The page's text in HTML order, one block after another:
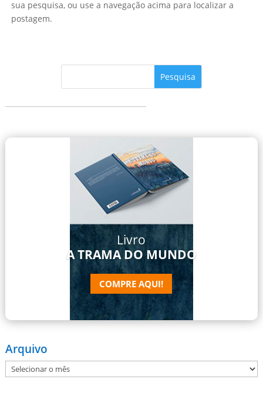
sua pesquisa, ou use a navegação acima para localizar a
postagem.
Livro
A TRAMA DO MUNDO
COMPRE AQUI!
Arquivo
Arquivo